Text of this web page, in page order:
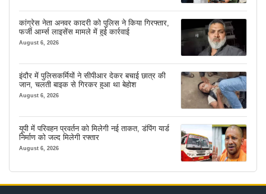
कांग्रेस नेता अनवर कादरी को पुलिस ने किया गिरफ्तार,
फर्जी आर्म्स लाइसेंस मामले में हुई कार्रवाई
August 6, 2026
इंदौर में पुलिसकर्मियों ने सीपीआर देकर बचाई छात्र की
जान, चलती बाइक से गिरकर हुआ था बेहोश
August 6, 2026
यूपी में परिवहन प्रवर्तन को मिलेगी नई ताकत, डंपिंग यार्ड
निर्माण को जल्द मिलेगी रफ्तार
August 6, 2026